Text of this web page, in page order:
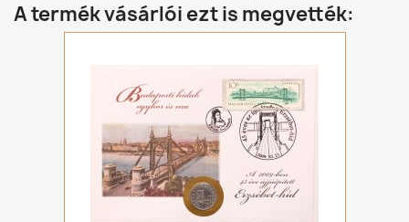
A termék vásárlói ezt is megvették: